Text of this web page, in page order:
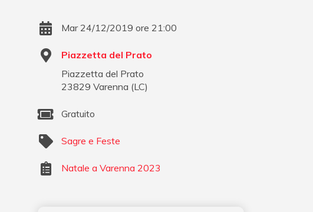
Mar 24/12/2019 ore 21:00
Piazzetta del Prato
Piazzetta del Prato
23829 Varenna (LC)
Gratuito
Sagre e Feste
Natale a Varenna 2023